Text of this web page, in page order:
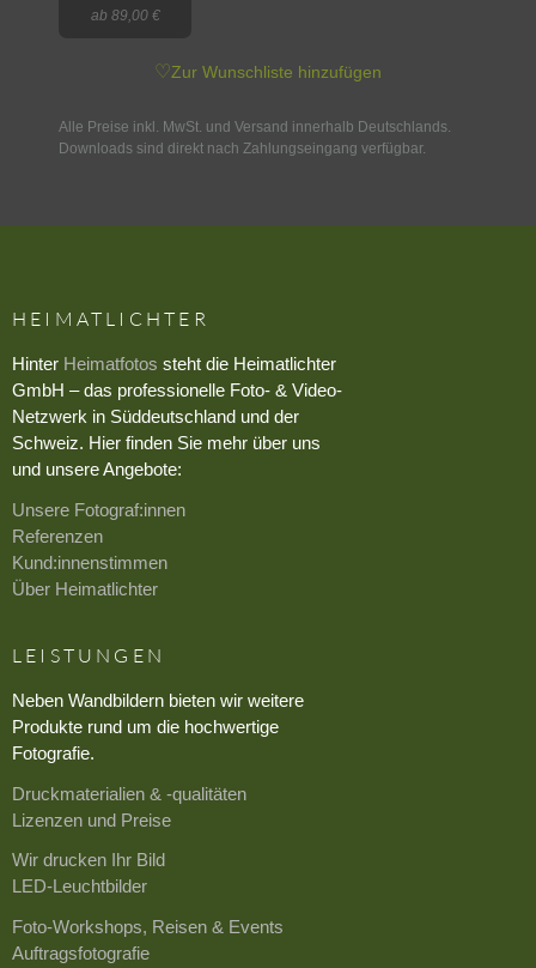
ab 89,00 €
♡Zur Wunschliste hinzufügen
Alle Preise inkl. MwSt. und Versand innerhalb Deutschlands.
Downloads sind direkt nach Zahlungseingang verfügbar.
HEIMATLICHTER
Hinter Heimatfotos steht die Heimatlichter
GmbH – das professionelle Foto- & Video-
Netzwerk in Süddeutschland und der
Schweiz. Hier finden Sie mehr über uns
und unsere Angebote:
Unsere Fotograf:innen
Referenzen
Kund:innenstimmen
Über Heimatlichter
LEISTUNGEN
Neben Wandbildern bieten wir weitere
Produkte rund um die hochwertige
Fotografie.
Druckmaterialien & -qualitäten
Lizenzen und Preise
Wir drucken Ihr Bild
LED-Leuchtbilder
Foto-Workshops, Reisen & Events
Auftragsfotografie